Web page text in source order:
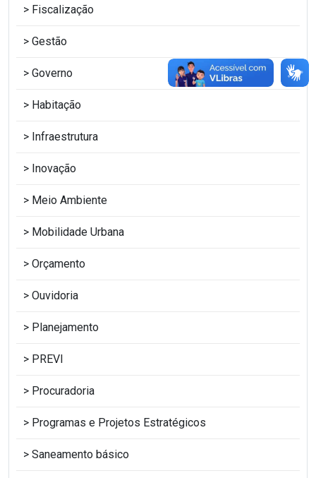
Fiscalização
Gestão
Governo
Habitação
Infraestrutura
Inovação
Meio Ambiente
Mobilidade Urbana
Orçamento
Ouvidoria
Planejamento
PREVI
Procuradoria
Programas e Projetos Estratégicos
Saneamento básico